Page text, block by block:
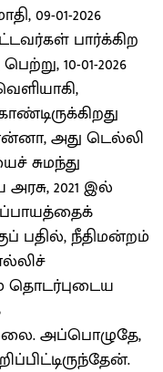
09-01-2026
பார்க்கிற
10-01-2026
அது டெல்லி
சுமந்து
2021 இல்
பதில், நீதிமன்றம்
தொடர்புடைய
அப்பொழுதே,